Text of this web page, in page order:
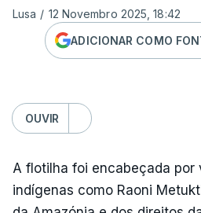
Lusa / 12 Novembro 2025, 18:42
ADICIONAR COMO
OUVIR
A flotilha foi encabeçada por
indígenas como Raoni